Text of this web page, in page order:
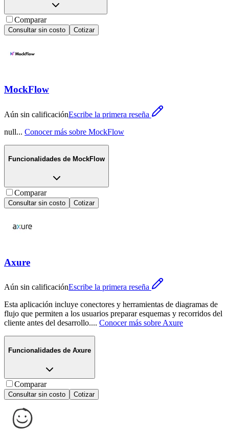
Comparar
Consultar sin costo Cotizar
MockFlow
Aún sin calificaciónEscribe la primera reseña
null... Conocer más sobre MockFlow
Funcionalidades de MockFlow
Comparar
Consultar sin costo Cotizar
Axure
Aún sin calificaciónEscribe la primera reseña
Esta aplicación incluye conectores y herramientas de diagramas de
flujo que permiten a los usuarios preparar esquemas y recorridos del
cliente antes del desarrollo.... Conocer más sobreAxure
Funcionalidades de Axure
Comparar
Consultar sin costo Cotizar